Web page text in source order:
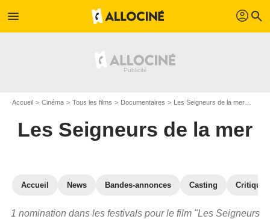
menu profil search
Accueil Cinéma Tous les films Documentaires Les Seigneurs de la mer
Les Seigneurs de la mer
Accueil News Bandes-annonces Casting
1 nomination dans les festivals pour le film "Les Seigneurs